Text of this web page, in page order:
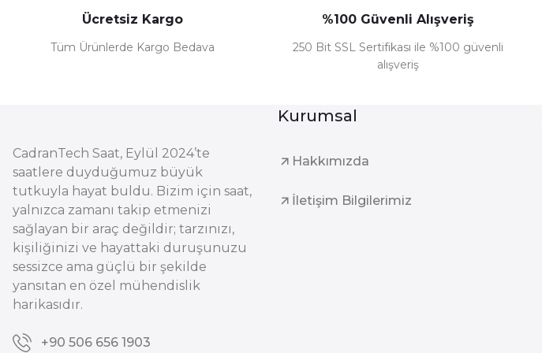
Ücretsiz Kargo
Tüm Ürünlerde Kargo Bedava
%100 Güvenli Alışveriş
250 Bit SSL Sertifikası ile %100 güvenli
alışveriş
CadranTech Saat, Eylül 2024’te
saatlere duyduğumuz büyük
tutkuyla hayat buldu. Bizim için saat,
yalnızca zamanı takip etmenizi
sağlayan bir araç değildir; tarzınızı,
kişiliğinizi ve hayattaki duruşunuzu
sessizce ama güçlü bir şekilde
yansıtan en özel mühendislik
harikasıdır.
+90 506 656 1903
Kurumsal
Hakkımızda
İletişim Bilgilerimiz